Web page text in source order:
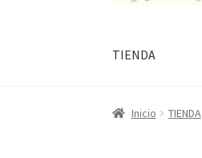
TIENDA
Inicio TIENDA